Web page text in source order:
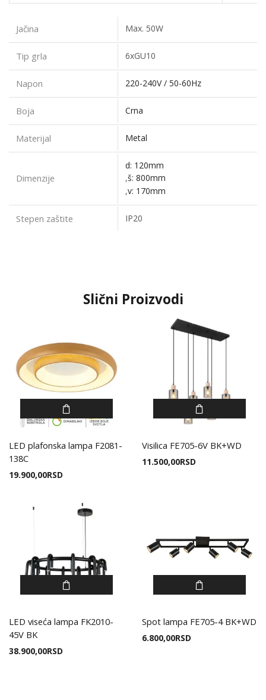
Jačina Max. 50W
Tip grla 6xGU10
Napon 220-240V / 50-60Hz
Boja Crna
Materijal Metal
Dimenzije
d: 120mm
,š: 800mm
,v: 170mm
Stepen zaštite IP20
Slični Proizvodi
LED plafonska lampa F2081-
138C
19.900,00RSD
Visilica FE705-6V BK+WD
11.500,00RSD
LED viseća lampa FK2010-
45V BK
38.900,00RSD
Spot lampa FE705-4 BK+WD
6.800,00RSD